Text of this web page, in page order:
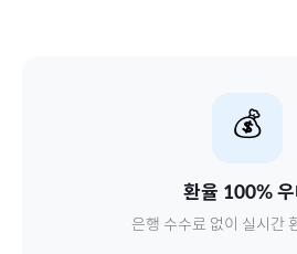
💰
환율 100% 우
은행 수수료 없이 실시간